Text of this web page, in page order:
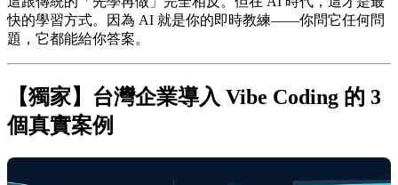
快的學習方式。因為 AI 就是你的即時教練——你問它任何問
題，它都能給你答案。
【獨家】台灣企業導入 Vibe Coding 的 3
個真實案例